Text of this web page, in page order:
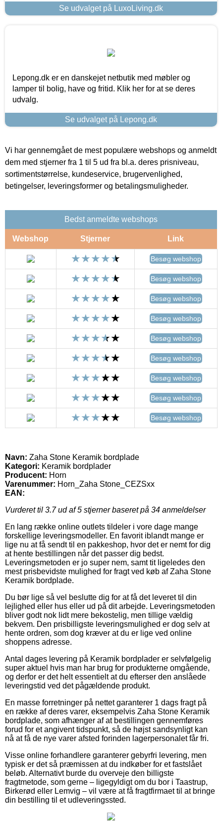
Se udvalget på LuxoLiving.dk
Lepong.dk er en danskejet netbutik med møbler og
lamper til bolig, have og fritid. Klik her for at se deres
udvalg.
Se udvalget på Lepong.dk
Vi har gennemgået de mest populære webshops og anmeldt
dem med stjerner fra 1 til 5 ud fra bl.a. deres prisniveau,
sortimentstørrelse, kundeservice, brugervenlighed,
betingelser, leveringsformer og betalingsmuligheder.
Bedst anmeldte webshops
Webshop Stjerner Link
Besøg webshop
Besøg webshop
Besøg webshop
Besøg webshop
Besøg webshop
Besøg webshop
Besøg webshop
Besøg webshop
Besøg webshop
Navn: Zaha Stone Keramik bordplade
Kategori: Keramik bordplader
Producent: Horn
Varenummer: Horn_Zaha Stone_CEZSxx
EAN:
Vurderet til 3.7 ud af 5 stjerner baseret på 34 anmeldelser
En lang række online outlets tildeler i vore dage mange
forskellige leveringsmodeller. En favorit iblandt mange er
lige nu at få sendt til en pakkeshop, hvor det er nemt for dig
at hente bestillingen når det passer dig bedst.
Leveringsmetoden er jo super nem, samt tit ligeledes den
mest prisbevidste mulighed for fragt ved køb af Zaha Stone
Keramik bordplade.
Du bør lige så vel beslutte dig for at få det leveret til din
lejlighed eller hus eller ud på dit arbejde. Leveringsmetoden
bliver godt nok lidt mere bekostelig, men tillige vældig
bekvem. Den prisbilligste leveringsmulighed er dog selv at
hente ordren, som dog kræver at du er lige ved online
shoppens adresse.
Antal dages levering på Keramik bordplader er selvfølgelig
super aktuel hvis man har brug for produkterne omgående,
og derfor er det helt essentielt at du efterser den anslåede
leveringstid ved det pågældende produkt.
En masse forretninger på nettet garanterer 1 dags fragt på
en række af deres varer, eksempelvis Zaha Stone Keramik
bordplade, som afhænger af at bestillingen gennemføres
forud for et angivent tidspunkt, så de højst sandsynligt kan
nå at få de nye varer afsted forinden lagerpersonalet får fri.
Visse online forhandlere garanterer gebyrfri levering, men
typisk er det så præmissen at du indkøber for et fastslået
beløb. Alternativt burde du overveje den billigste
fragtmetode, som gerne – ligegyldigt om du bor i Taastrup,
Birkerød eller Lemvig – vil være at få fragtfirmaet til at bringe
din bestilling til et udleveringssted.